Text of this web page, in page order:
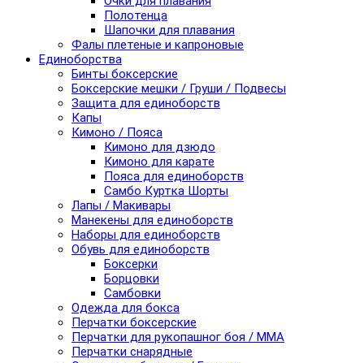
Полотенца
Шапочки для плавания
Фалы плетеные и капроновые
Единоборства
Бинты боксерские
Боксерские мешки / Груши / Подвесы
Защита для единоборств
Капы
Кимоно / Пояса
Кимоно для дзюдо
Кимоно для карате
Пояса для единоборств
Самбо Куртка Шорты
Лапы / Макивары
Манекены для единоборств
Наборы для единоборств
Обувь для единоборств
Боксерки
Борцовки
Самбовки
Одежда для бокса
Перчатки боксерские
Перчатки для рукопашног боя / ММА
Перчатки снарядные